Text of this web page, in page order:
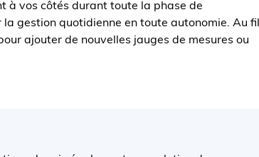
à vos côtés durant toute la phase de
gestion quotidienne en toute autonomie. Au fil
ajouter de nouvelles jauges de mesures ou